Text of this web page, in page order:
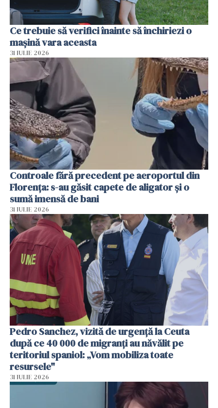
Ce trebuie să verifici înainte să închiriezi o
mașină vara aceasta
31 IULIE 2026
Controale fără precedent pe aeroportul din
Florența: s-au găsit capete de aligator și o
sumă imensă de bani
31 IULIE 2026
Pedro Sanchez, vizită de urgență la Ceuta
după ce 40 000 de migranți au năvălit pe
teritoriul spaniol: „Vom mobiliza toate
resursele"
31 IULIE 2026